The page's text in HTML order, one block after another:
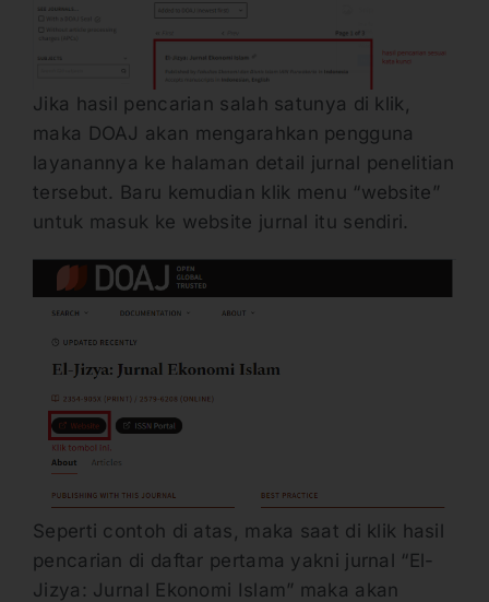
Jika hasil pencarian salah satunya di klik,
maka DOAJ akan mengarahkan pengguna
layanannya ke halaman detail jurnal penelitian
tersebut. Baru kemudian klik menu “website”
untuk masuk ke website jurnal itu sendiri.
Seperti contoh di atas, maka saat di klik hasil
pencarian di daftar pertama yakni jurnal “El-
Jizya: Jurnal Ekonomi Islam” maka akan